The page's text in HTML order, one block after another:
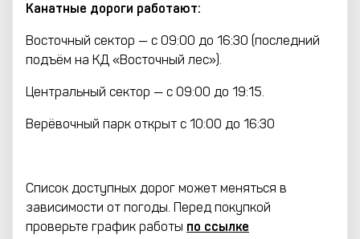
Канатные дороги работают:
Восточный сектор — с 09:00 до 16:30 (последний
подъём на КД «Восточный лес»).
Центральный сектор — с 09:00 до 19:15.
Верёвочный парк открыт с 10:00 до 16:30
Список доступных дорог может меняться в
зависимости от погоды. Перед покупкой
проверьте график работы по ссылке